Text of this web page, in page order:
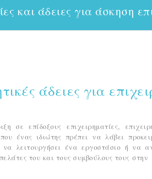
και άδειες για άσκηση
άδειες για
σε επίδοξους επιχειρηματίες,
ένας ιδιώτης πρέπει να λάβει
να λειτουργήσει ένα εργοστάσιο ή να
του και τους συμβούλους τους στην